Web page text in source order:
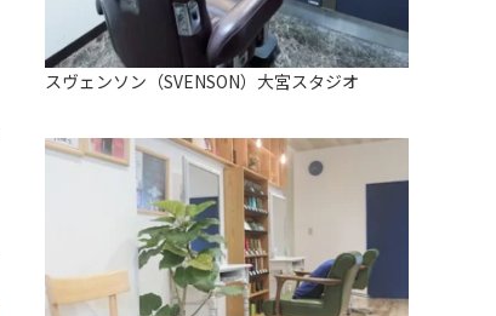
スヴェンソン（SVENSON）大宮スタジオ